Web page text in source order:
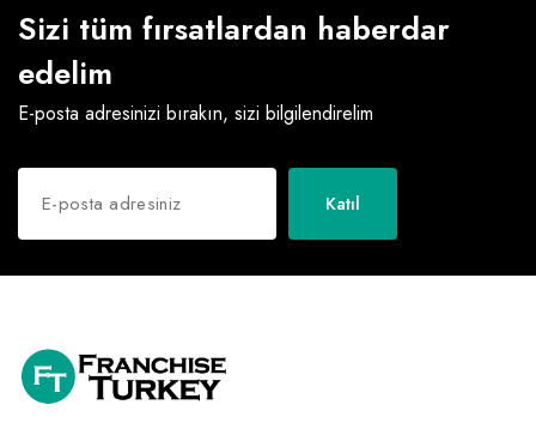
Sizi tüm fırsatlardan haberdar
edelim
E-posta adresinizi bırakın, sizi bilgilendirelim
Katıl